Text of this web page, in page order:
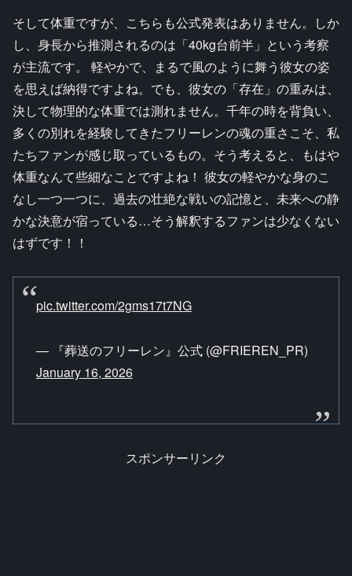
そして体重ですが、こちらも公式発表はありません。しか
し、身長から推測されるのは「40kg台前半」という考察
が主流です。 軽やかで、まるで風のように舞う彼女の姿
を思えば納得ですよね。でも、彼女の「存在」の重みは、
決して物理的な体重では測れません。千年の時を背負い、
多くの別れを経験してきたフリーレンの魂の重さこそ、私
たちファンが感じ取っているもの。そう考えると、もはや
体重なんて些細なことですよね！ 彼女の軽やかな身のこ
なし一つ一つに、過去の壮絶な戦いの記憶と、未来への静
かな決意が宿っている…そう解釈するファンは少なくない
はずです！！
pic.twitter.com/2gms17t7NG
— 『葬送のフリーレン』公式 (@FRIEREN_PR)
January 16, 2026
スポンサーリンク